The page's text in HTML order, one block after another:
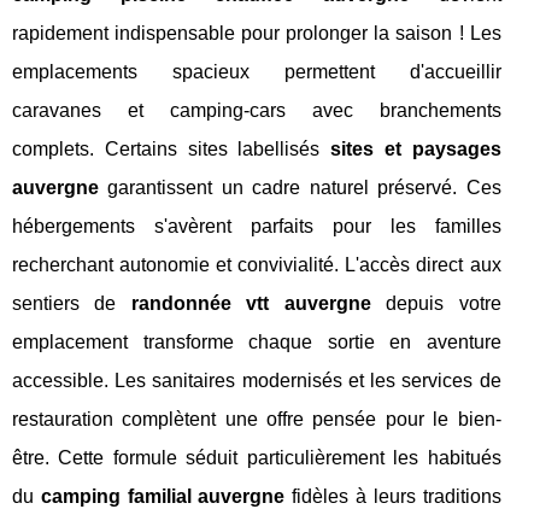
rapidement indispensable pour prolonger la saison ! Les
emplacements spacieux permettent d'accueillir
caravanes et camping-cars avec branchements
complets. Certains sites labelliséssites et paysages
auvergne garantissent un cadre naturel préservé. Ces
hébergements s'avèrent parfaits pour les familles
recherchant autonomie et convivialité. L'accès direct aux
sentiers de randonnée vtt auvergnedepuis votre
emplacement transforme chaque sortie en aventure
accessible. Les sanitaires modernisés et les services de
restauration complètent une offre pensée pour le bien-
être. Cette formule séduit particulièrement les habitués
du camping familial auvergne fidèles à leurs traditions